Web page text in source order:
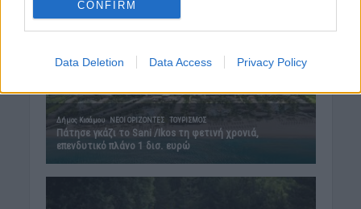
CONFIRM
Data Deletion Data Access Privacy Policy